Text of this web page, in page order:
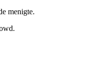
menigte.